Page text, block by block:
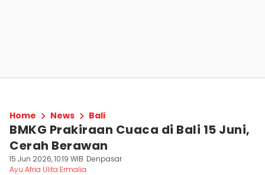
Home News Bali
BMKG Prakiraan Cuaca di Bali 15 Juni,
Cerah Berawan
15 Jun 2026, 10:19 WIB Denpasar
Ayu Afria Ulita Ermalia